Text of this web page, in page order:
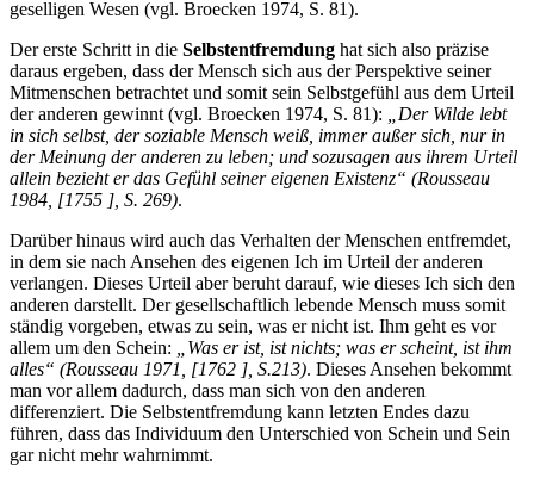
geselligen Wesen (vgl. Broecken 1974, S. 81).
Der erste Schritt in die Selbstentfremdung hat sich also präzise
daraus ergeben, dass der Mensch sich aus der Perspektive seiner
Mitmenschen betrachtet und somit sein Selbstgefühl aus dem Urteil
der anderen gewinnt (vgl. Broecken 1974, S. 81):
„Der Wilde lebt
in sich selbst, der soziable Mensch weiß, immer außer sich, nur in
der Meinung der anderen zu leben; und sozusagen aus ihrem Urteil
allein bezieht er das Gefühl seiner eigenen Existenz“ (Rousseau
1984, [1755 ], S. 269).
Darüber hinaus wird auch das Verhalten der Menschen entfremdet,
in dem sie nach Ansehen des eigenen Ich im Urteil der anderen
verlangen. Dieses Urteil aber beruht darauf, wie dieses Ich sich den
anderen darstellt. Der gesellschaftlich lebende Mensch muss somit
ständig vorgeben, etwas zu sein, was er nicht ist. Ihm geht es vor
allem um den Schein:
„Was er ist, ist nichts; was er scheint, ist ihm
alles“ (Rousseau 1971, [1762 ], S.213). Dieses Ansehen bekommt
man vor allem dadurch, dass man sich von den anderen
differenziert. Die Selbstentfremdung kann letzten Endes dazu
führen, dass das Individuum den Unterschied von Schein und Sein
gar nicht mehr wahrnimmt.